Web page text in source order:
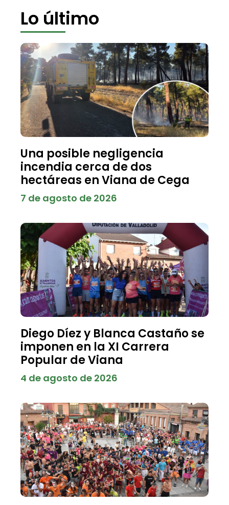
Lo último
Una posible negligencia
incendia cerca de dos
hectáreas en Viana de Cega
7 de agosto de 2026
Diego Díez y Blanca Castaño se
imponen en la XI Carrera
Popular de Viana
4 de agosto de 2026